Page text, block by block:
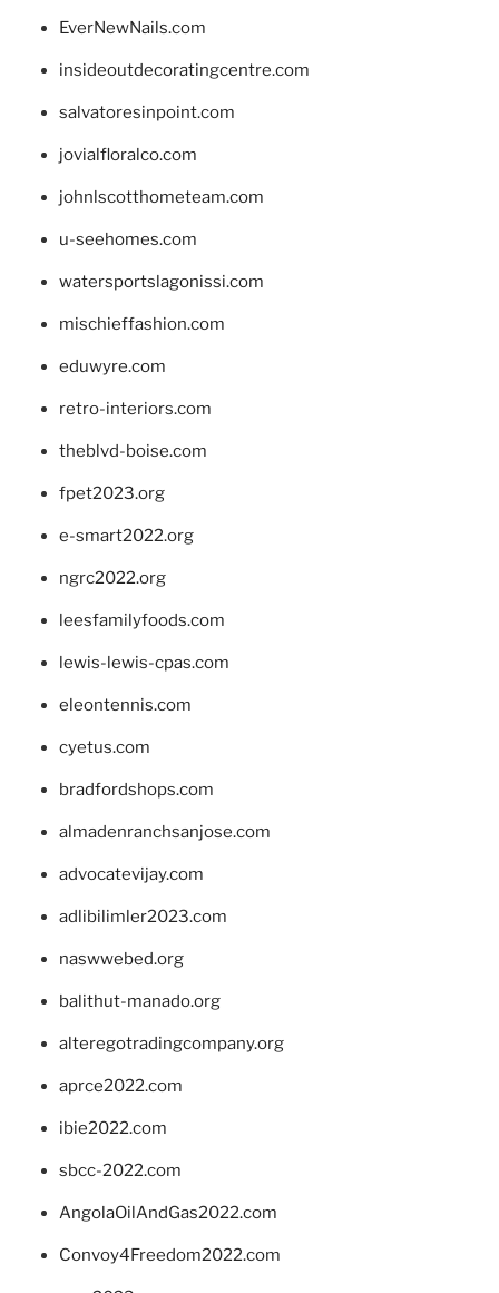
EverNewNails.com
insideoutdecoratingcentre.com
salvatoresinpoint.com
jovialfloralco.com
johnlscotthometeam.com
u-seehomes.com
watersportslagonissi.com
mischieffashion.com
eduwyre.com
retro-interiors.com
theblvd-boise.com
fpet2023.org
e-smart2022.org
ngrc2022.org
leesfamilyfoods.com
lewis-lewis-cpas.com
eleontennis.com
cyetus.com
bradfordshops.com
almadenranchsanjose.com
advocatevijay.com
adlibilimler2023.com
naswwebed.org
balithut-manado.org
alteregotradingcompany.org
aprce2022.com
ibie2022.com
sbcc-2022.com
AngolaOilAndGas2022.com
Convoy4Freedom2022.com